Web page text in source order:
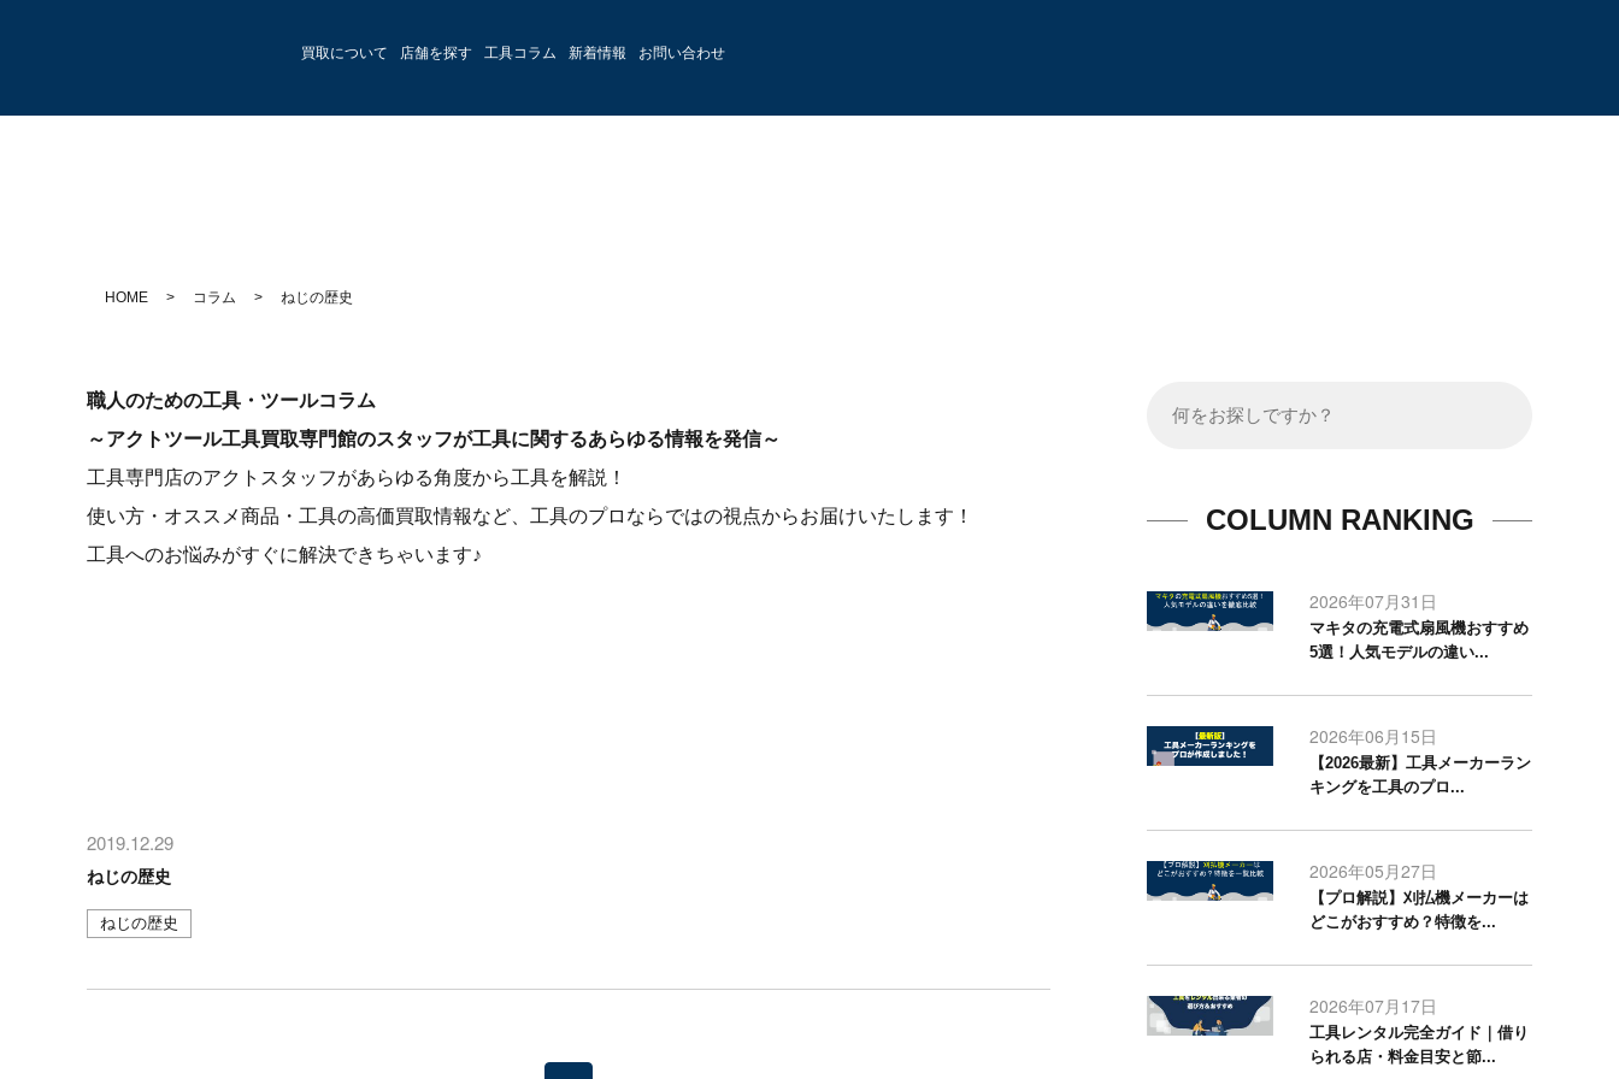
買取について 店舗を探す 工具コラム 新着情報 お問い合わせ
HOME > コラム > ねじの歴史
職人のための工具・ツールコラム
～アクトツール工具買取専門館のスタッフが工具に関するあらゆる情報を発信～
工具専門店のアクトスタッフがあらゆる角度から工具を解説！
使い方・オススメ商品・工具の高価買取情報など、工具のプロならではの視点からお届けいたします！
工具へのお悩みがすぐに解決できちゃいます♪
2019.12.29
ねじの歴史
ねじの歴史
COLUMN RANKING
2026年07月31日
マキタの充電式扇風機おすすめ
5選！人気モデルの違い...
2026年06月15日
【2026最新】工具メーカーラン
キングを工具のプロ...
2026年05月27日
【プロ解説】刈払機メーカーは
どこがおすすめ？特徴を...
2026年07月17日
工具レンタル完全ガイド｜借り
られる店・料金目安と節...